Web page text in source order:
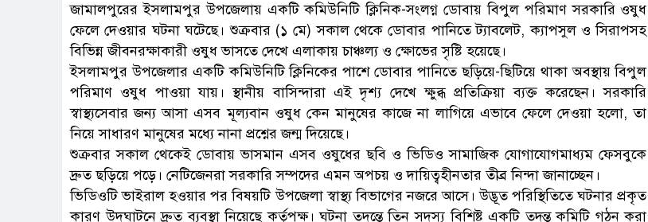
জামালপুরের ইসলামপুর উপজেলায় একটি কমিউনিটি ক্লিনিক-সংলগ্ন ডোবায় বিপুল পরিমাণ সরকারি ওষুধ
ফেলে দেওয়ার ঘটনা ঘটেছে। শুক্রবার (১ মে) সকাল থেকে ডোবার পানিতে ট্যাবলেট, ক্যাপসুল ও সিরাপসহ
বিভিন্ন জীবনরক্ষাকারী ওষুধ ভাসতে দেখে এলাকায় চাঞ্চল্য ও ক্ষোভের সৃষ্টি হয়েছে।
ইসলামপুর উপজেলার একটি কমিউনিটি ক্লিনিকের পাশে ডোবার পানিতে ছড়িয়ে-ছিটিয়ে থাকা অবস্থায় বিপুল
পরিমাণ ওষুধ পাওয়া যায়। স্থানীয় বাসিন্দারা এই দৃশ্য দেখে ক্ষুব্ধ প্রতিক্রিয়া ব্যক্ত করেছেন। সরকারি
স্বাস্থ্যসেবার জন্য আসা এসব মূল্যবান ওষুধ কেন মানুষের কাজে না লাগিয়ে এভাবে ফেলে দেওয়া হলো, তা
নিয়ে সাধারণ মানুষের মধ্যে নানা প্রশ্নের জন্ম দিয়েছে।
শুক্রবার সকাল থেকেই ডোবায় ভাসমান এসব ওষুধের ছবি ও ভিডিও সামাজিক যোগাযোগমাধ্যম ফেসবুকে
দ্রুত ছড়িয়ে পড়ে। নেটিজেনরা সরকারি সম্পদের এমন অপচয় ও দায়িত্বহীনতার তীব্র নিন্দা জানাচ্ছেন।
ভিডিওটি ভাইরাল হওয়ার পর বিষয়টি উপজেলা স্বাস্থ্য বিভাগের নজরে আসে। উদ্ভূত পরিস্থিতিতে ঘটনার প্রকৃত
কারণ উদঘাটনে দ্রুত ব্যবস্থা নিয়েছে কর্তৃপক্ষ। ঘটনা তদন্তে তিন সদস্য বিশিষ্ট একটি তদন্ত কমিটি গঠন করা